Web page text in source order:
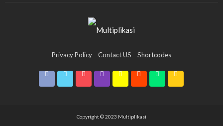
Privacy Policy Contact US Shortcodes
Copyright © 2023 Multiplikasi